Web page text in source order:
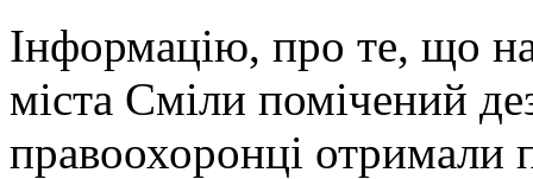
Інформацію, про те, що
міста Сміли помічений
правоохоронці отримали